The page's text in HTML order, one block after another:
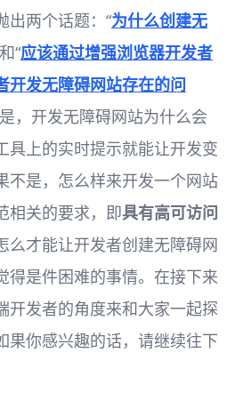
出两个话题：“为什么创建无
“应该通过增强浏览器开发者
开发无障碍网站存在的问
，开发无障碍网站为什么会
具上的实时提示就能让开发变
不是，怎么样来开发一个网站
相关的要求，即具有高可访问
么才能让开发者创建无障碍网
得是件困难的事情。在接下来
开发者的角度来和大家一起探
果你感兴趣的话，请继续往下